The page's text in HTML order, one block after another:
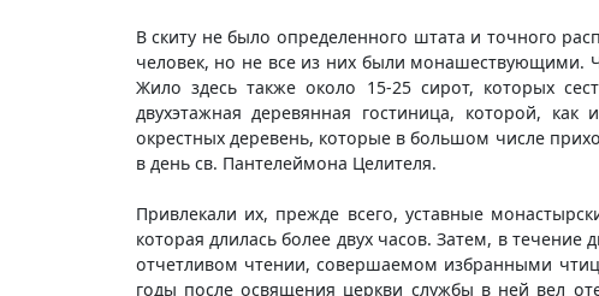
В скиту не было определенного штата и точного
человек, но не все из них были монашествующими.
Жило здесь также около 15-25 сирот, которых
двухэтажная деревянная гостиница, которой,
окрестных деревень, которые в большом числе
в день св. Пантелеймона Целителя.
Привлекали их, прежде всего, уставные
которая длилась более двух часов. Затем, в
отчетливом чтении, совершаемом избранными
годы после освящения церкви службы в ней вел